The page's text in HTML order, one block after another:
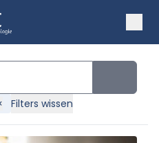
Filters wissen